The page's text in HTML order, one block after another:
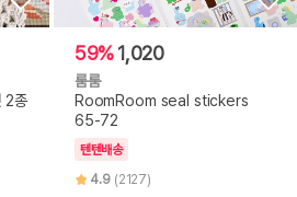
2종
59%1,020
룸룸
RoomRoom seal stickers
65-72
텐텐배송
4.9 (2127)